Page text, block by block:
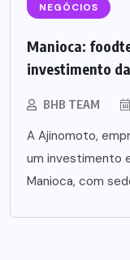
NEGÓCIOS
Manioca:
investimento
BHB TEAM
A Ajinomoto,
um investimento
Manioca, com